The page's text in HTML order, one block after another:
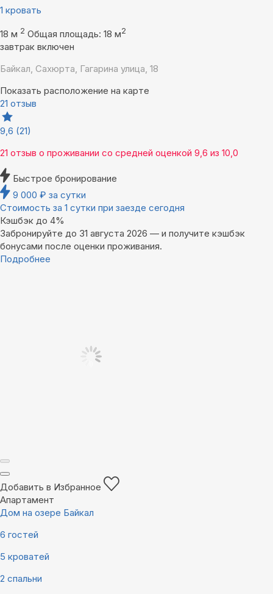
1 кровать
18 м 2 Общая площадь: 18 м2
завтрак включен
Байкал, Сахюрта, Гагарина улица, 18
Показать расположение на карте
21 отзыв
9,6 (21)
21 отзыв о проживании со средней оценкой 9,6 из 10,0
Быстрое бронирование
9 000 ₽ за сутки
Стоимость за 1 сутки при заезде сегодня
Кэшбэк до 4%
Забронируйте до 31 августа 2026 — и получите кэшбэк
бонусами после оценки проживания.
Подробнее
Добавить в Избранное
Апартамент
Дом на озере Байкал
6 гостей
5 кроватей
2 спальни